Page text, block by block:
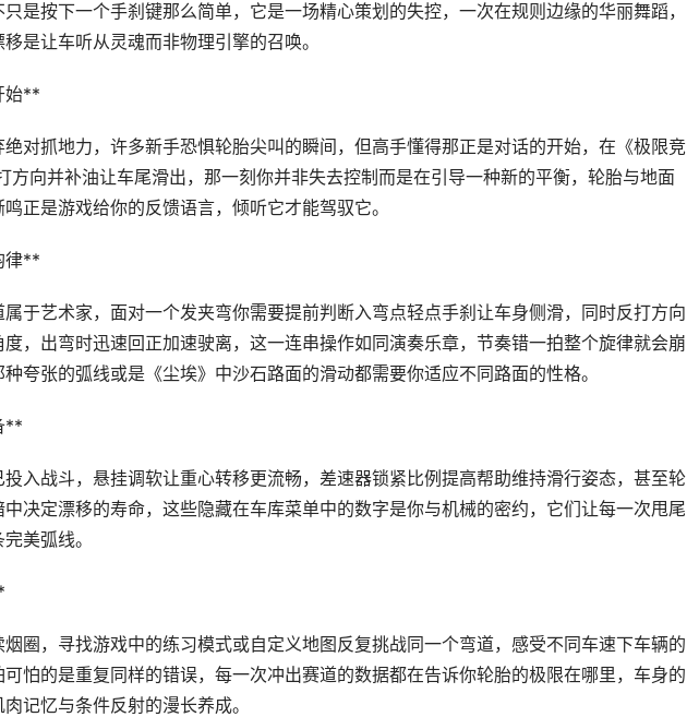
是按下一个手刹键那么简单，它是一场精心策划的失控，一次在规则边缘的华丽舞蹈，
是让车听从灵魂而非物理引擎的召唤。
始**
对抓地力，许多新手恐惧轮胎尖叫的瞬间，但高手懂得那正是对话的开始，在《极限竞
方向并补油让车尾滑出，那一刻你并非失去控制而是在引导一种新的平衡，轮胎与地面
正是游戏给你的反馈语言，倾听它才能驾驭它。
律**
于艺术家，面对一个发夹弯你需要提前判断入弯点轻点手刹让车身侧滑，同时反打方向
，出弯时迅速回正加速驶离，这一连串操作如同演奏乐章，节奏错一拍整个旋律就会崩
夸张的弧线或是《尘埃》中沙石路面的滑动都需要你适应不同路面的性格。
**
入战斗，悬挂调软让重心转移更流畅，差速器锁紧比例提高帮助维持滑行姿态，甚至轮
决定漂移的寿命，这些隐藏在车库菜单中的数字是你与机械的密约，它们让每一次甩尾
美弧线。
圈，寻找游戏中的练习模式或自定义地图反复挑战同一个弯道，感受不同车速下车辆的
怕的是重复同样的错误，每一次冲出赛道的数据都在告诉你轮胎的极限在哪里，车身的
记忆与条件反射的漫长养成。